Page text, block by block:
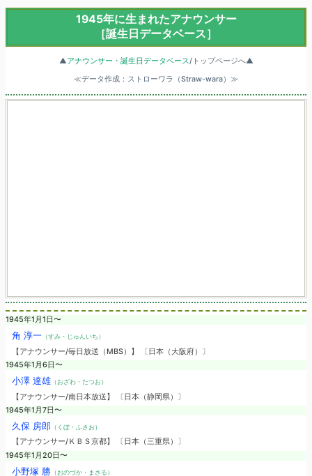
1945年に生まれたアナウンサー
［誕生日データベース］
▲アナウンサー・誕生日データベース/トップページへ▲
≪データ作成：ストローワラ（Straw-wara）≫
1945年1月1日〜
角 淳一（すみ・じゅんいち）
【アナウンサー/毎日放送（MBS）】 〔日本（大阪府）〕
1945年1月6日〜
小澤 達雄（おざわ・たつお）
【アナウンサー/南日本放送】 〔日本（静岡県）〕
1945年1月7日〜
久保 房郎（くぼ・ふさお）
【アナウンサー/ＫＢＳ京都】 〔日本（三重県）〕
1945年1月20日〜
小野塚 勝（おのづか・まさる）